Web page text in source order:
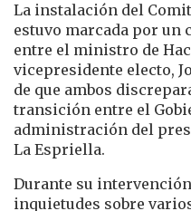
La instalación del
estuvo marcada por un
entre el ministro de
vicepresidente electo,
de que ambos
transición entre el
administración del
La Espriella.
Durante su
inquietudes sobre